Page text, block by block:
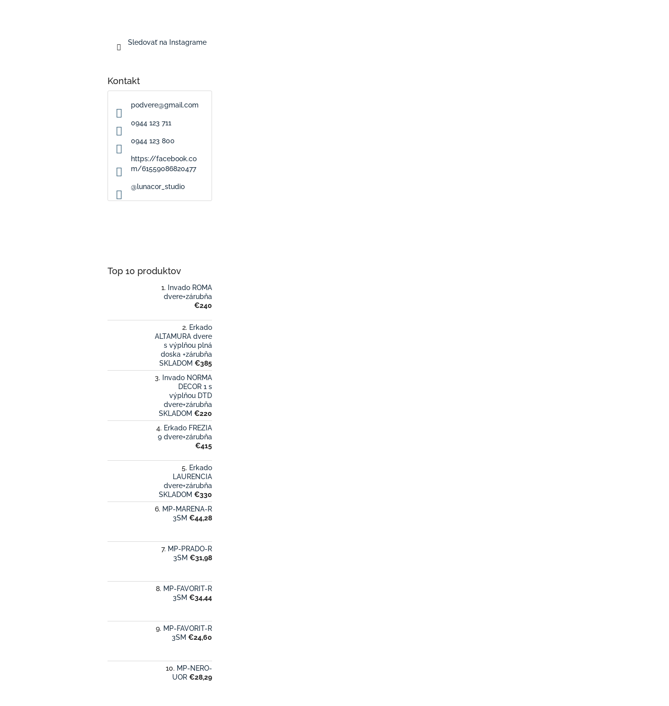
Sledovať na Instagrame
Kontakt
podvere@gmail.com
0944 123 711
0944 123 800
https://facebook.co
m/61559086820477
@lunacor_studio
Top 10 produktov
Invado ROMA
dvere+zárubňa
€240
Erkado
ALTAMURA dvere
s výplňou plná
doska +zárubňa
SKLADOM €385
Invado NORMA
DECOR 1 s
výplňou DTD
dvere+zárubňa
SKLADOM €220
Erkado FREZIA
9 dvere+zárubňa
€415
Erkado
LAURENCIA
dvere+zárubňa
SKLADOM €330
MP-MARENA-R
3SM €44,28
MP-PRADO-R
3SM €31,98
MP-FAVORIT-R
3SM €34,44
MP-FAVORIT-R
3SM €24,60
MP-NERO-
UOR €28,29